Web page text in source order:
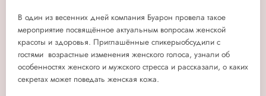
В один из весенних дней компания Буарон провела такое
мероприятие посвящённое актуальным вопросам женской
красоты и здоровья. Приглашённые спикерыобсудили с
гостями возрастные изменения женского голоса, узнали об
особенностях женского и мужского стресса и рассказали, о каких
секретах может поведать женская кожа.